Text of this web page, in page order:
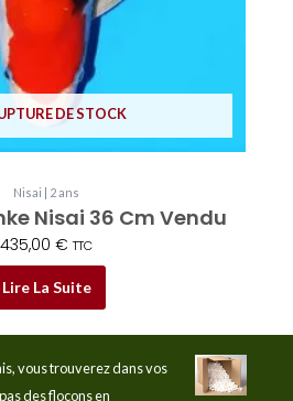
DE STOCK
Nisai | 2 ans
Nisai 36 Cm Vendu
435,00 € TTC
Lire La Suite
vous trouverez dans vos
des flocons en